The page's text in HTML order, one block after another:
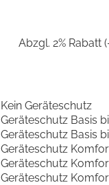
Abzgl. 2% Rabatt
Kein Geräteschutz
Geräteschutz Basis
Geräteschutz Basis
Geräteschutz
Geräteschutz
Geräteschutz